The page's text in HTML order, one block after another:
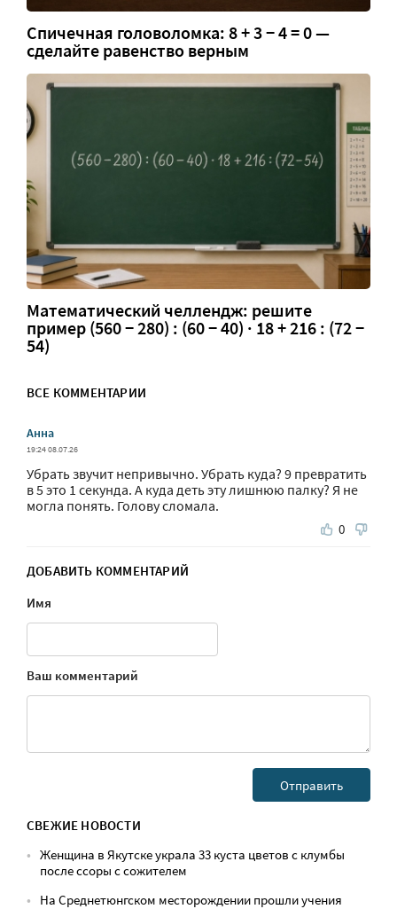
Спичечная головоломка: 8 + 3 − 4 = 0 —
сделайте равенство верным
Математический челлендж: решите
пример (560 − 280) : (60 − 40) · 18 + 216 : (72 −
54)
ВСЕ КОММЕНТАРИИ
Анна
19:24 08.07.26
Убрать звучит непривычно. Убрать куда? 9 превратить
в 5 это 1 секунда. А куда деть эту лишнюю палку? Я не
могла понять. Голову сломала.
0
ДОБАВИТЬ КОММЕНТАРИЙ
Имя
Ваш комментарий
СВЕЖИЕ НОВОСТИ
Женщина в Якутске украла 33 куста цветов с клумбы
после ссоры с сожителем
На Среднетюнгском месторождении прошли учения